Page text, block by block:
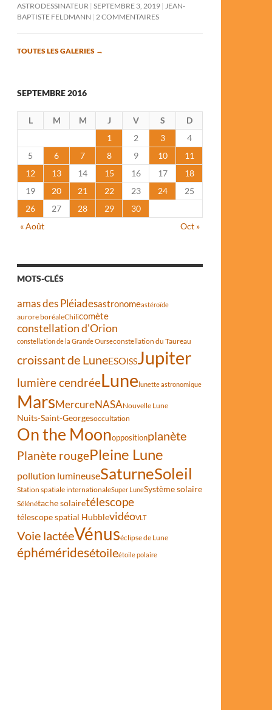
ASTRODESSINATEUR SEPTEMBRE 3, 2019
JEAN-
BAPTISTE FELDMANN
2 COMMENTAIRES
TOUTES LES GALERIES →
SEPTEMBRE 2016
L M M J V S
D
1
2 3
4
5
6 7 8 9 10
11
12
13 14 15 16 17
18
19
20 21 22 23 24
25
26
27 28 29
30
« Août
Oct »
MOTS-CLÉS
amas des Pléiadesastronomeastéroïde
aurore boréaleChilicomète
constellation d'Orion
constellation de la Grande Ourseconstellation du Taureau
croissant de LuneESOISSJupiter
lumière cendréeLunelunette astronomique
MarsMercureNASANouvelle Lune
Nuits-Saint-Georgesoccultation
On the Moonoppositionplanète
Planète rougePleine Lune
pollution lumineuseSaturneSoleil
Station spatiale internationaleSuper LuneSystème solaire
Sélénétache solairetélescope
télescope spatial HubblevidéoVLT
Voie lactéeVénuséclipse de Lune
éphéméridesétoileétoile polaire